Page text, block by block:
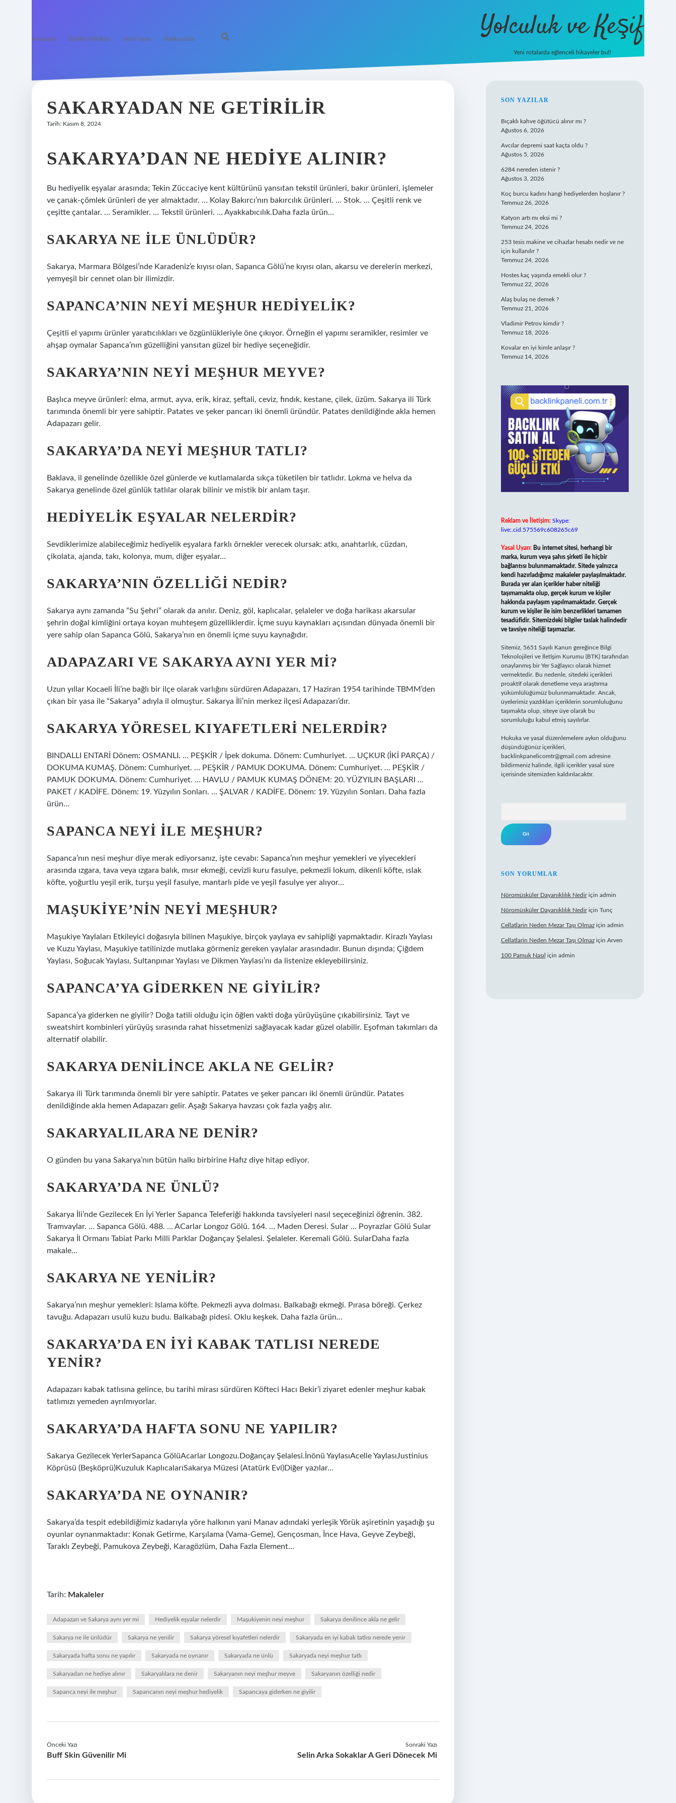
Anasayfa Gizlilik Politikası Yasal Uyarı Hakkımızda Yolculuk ve Keşif
Yeni rotalarda eğlenceli hikayeler bul!
SAKARYADAN NE GETIRILIR
Tarih: Kasım 8, 2024
SAKARYA’DAN NE HEDIYE ALINIR?
Bu hediyelik eşyalar arasında; Tekin Züccaciye kent kültürünü yansıtan tekstil ürünleri, bakır ürünleri, işlemeler
ve çanak-çömlek ürünleri de yer almaktadır. … Kolay Bakırcı’nın bakırcılık ürünleri. … Stok. … Çeşitli renk ve
çeşitte çantalar. … Seramikler. … Tekstil ürünleri. … Ayakkabıcılık.Daha fazla ürün…
SAKARYA NE ILE ÜNLÜDÜR?
Sakarya, Marmara Bölgesi’nde Karadeniz’e kıyısı olan, Sapanca Gölü’ne kıyısı olan, akarsu ve derelerin merkezi,
yemyeşil bir cennet olan bir ilimizdir.
SAPANCA’NIN NEYI MEŞHUR HEDIYELIK?
Çeşitli el yapımı ürünler yaratıcılıkları ve özgünlükleriyle öne çıkıyor. Örneğin el yapımı seramikler, resimler ve
ahşap oymalar Sapanca’nın güzelliğini yansıtan güzel bir hediye seçeneğidir.
SAKARYA’NIN NEYI MEŞHUR MEYVE?
Başlıca meyve ürünleri: elma, armut, ayva, erik, kiraz, şeftali, ceviz, fındık, kestane, çilek, üzüm. Sakarya ili Türk
tarımında önemli bir yere sahiptir. Patates ve şeker pancarı iki önemli üründür. Patates denildiğinde akla hemen
Adapazarı gelir.
SAKARYA’DA NEYI MEŞHUR TATLI?
Baklava, il genelinde özellikle özel günlerde ve kutlamalarda sıkça tüketilen bir tatlıdır. Lokma ve helva da
Sakarya genelinde özel günlük tatlılar olarak bilinir ve mistik bir anlam taşır.
HEDIYELIK EŞYALAR NELERDIR?
Sevdiklerimize alabileceğimiz hediyelik eşyalara farklı örnekler verecek olursak: atkı, anahtarlık, cüzdan,
çikolata, ajanda, takı, kolonya, mum, diğer eşyalar…
SAKARYA’NIN ÖZELLIĞI NEDIR?
Sakarya aynı zamanda “Su Şehri” olarak da anılır. Deniz, göl, kaplıcalar, şelaleler ve doğa harikası akarsular
şehrin doğal kimliğini ortaya koyan muhteşem güzelliklerdir. İçme suyu kaynakları açısından dünyada önemli bir
yere sahip olan Sapanca Gölü, Sakarya’nın en önemli içme suyu kaynağıdır.
ADAPAZARI VE SAKARYA AYNI YER MI?
Uzun yıllar Kocaeli İli’ne bağlı bir ilçe olarak varlığını sürdüren Adapazarı, 17 Haziran 1954 tarihinde TBMM’den
çıkan bir yasa ile “Sakarya” adıyla il olmuştur. Sakarya İli’nin merkez ilçesi Adapazarı’dır.
SAKARYA YÖRESEL KIYAFETLERI NELERDIR?
BINDALLI ENTARİ Dönem: OSMANLI. … PEŞKİR / İpek dokuma. Dönem: Cumhuriyet. … UÇKUR (İKİ PARÇA) /
DOKUMA KUMAŞ. Dönem: Cumhuriyet. … PEŞKİR / PAMUK DOKUMA. Dönem: Cumhuriyet. … PEŞKİR /
PAMUK DOKUMA. Dönem: Cumhuriyet. … HAVLU / PAMUK KUMAŞ DÖNEM: 20. YÜZYILIN BAŞLARI …
PAKET / KADİFE. Dönem: 19. Yüzyılın Sonları. … ŞALVAR / KADİFE. Dönem: 19. Yüzyılın Sonları. Daha fazla
ürün…
SAPANCA NEYI ILE MEŞHUR?
Sapanca’nın nesi meşhur diye merak ediyorsanız, işte cevabı: Sapanca’nın meşhur yemekleri ve yiyecekleri
arasında ızgara, tava veya ızgara balık, mısır ekmeği, cevizli kuru fasulye, pekmezli lokum, dikenli köfte, ıslak
köfte, yoğurtlu yeşil erik, turşu yeşil fasulye, mantarlı pide ve yeşil fasulye yer alıyor…
MAŞUKIYE’NIN NEYI MEŞHUR?
Maşukiye Yaylaları Etkileyici doğasıyla bilinen Maşukiye, birçok yaylaya ev sahipliği yapmaktadır. Kirazlı Yaylası
ve Kuzu Yaylası, Maşukiye tatilinizde mutlaka görmeniz gereken yaylalar arasındadır. Bunun dışında; Çiğdem
Yaylası, Soğucak Yaylası, Sultanpınar Yaylası ve Dikmen Yaylası’nı da listenize ekleyebilirsiniz.
SAPANCA’YA GIDERKEN NE GIYILIR?
Sapanca’ya giderken ne giyilir? Doğa tatili olduğu için öğlen vakti doğa yürüyüşüne çıkabilirsiniz. Tayt ve
sweatshirt kombinleri yürüyüş sırasında rahat hissetmenizi sağlayacak kadar güzel olabilir. Eşofman takımları da
alternatif olabilir.
SAKARYA DENILINCE AKLA NE GELIR?
Sakarya ili Türk tarımında önemli bir yere sahiptir. Patates ve şeker pancarı iki önemli üründür. Patates
denildiğinde akla hemen Adapazarı gelir. Aşağı Sakarya havzası çok fazla yağış alır.
SAKARYALILARA NE DENIR?
O günden bu yana Sakarya’nın bütün halkı birbirine Hafız diye hitap ediyor.
SAKARYA’DA NE ÜNLÜ?
Sakarya İli’nde Gezilecek En İyi Yerler Sapanca Teleferiği hakkında tavsiyeleri nasıl seçeceğinizi öğrenin. 382.
Tramvaylar. … Sapanca Gölü. 488. … ACarlar Longoz Gölü. 164. … Maden Deresi. Sular … Poyrazlar Gölü Sular
Sakarya İl Ormanı Tabiat Parkı Milli Parklar Doğançay Şelalesi. Şelaleler. Keremali Gölü. SularDaha fazla
makale…
SAKARYA NE YENILIR?
Sakarya’nın meşhur yemekleri: Islama köfte. Pekmezli ayva dolması. Balkabağı ekmeği. Pırasa böreği. Çerkez
tavuğu. Adapazarı usulü kuzu budu. Balkabağı pidesi. Oklu keşkek. Daha fazla ürün…
SAKARYA’DA EN IYI KABAK TATLISI NEREDE
YENIR?
Adapazarı kabak tatlısına gelince, bu tarihi mirası sürdüren Köfteci Hacı Bekir’i ziyaret edenler meşhur kabak
tatlımızı yemeden ayrılmıyorlar.
SAKARYA’DA HAFTA SONU NE YAPILIR?
Sakarya Gezilecek YerlerSapanca GölüAcarlar Longozu.Doğançay Şelalesi.İnönü YaylasıAcelle YaylasıJustinius
Köprüsü (Beşköprü)Kuzuluk KaplıcalarıSakarya Müzesi (Atatürk Evi)Diğer yazılar…
SAKARYA’DA NE OYNANIR?
Sakarya’da tespit edebildiğimiz kadarıyla yöre halkının yani Manav adındaki yerleşik Yörük aşiretinin yaşadığı şu
oyunlar oynanmaktadır: Konak Getirme, Karşılama (Vama-Geme), Gençosman, İnce Hava, Geyve Zeybeği,
Taraklı Zeybeği, Pamukova Zeybeği, Karagözlüm, Daha Fazla Element…
Tarih: Makaleler
Adapazarı ve Sakarya aynı yer mi Hediyelik eşyalar nelerdir Maşukiyenin neyi meşhur Sakarya denilince akla ne gelir
Sakarya ne ile ünlüdür Sakarya ne yenilir Sakarya yöresel kıyafetleri nelerdir Sakaryada en iyi kabak tatlısı nerede yenir
Sakaryada hafta sonu ne yapılır Sakaryada ne oynanır Sakaryada ne ünlü Sakaryada neyi meşhur tatlı
Sakaryadan ne hediye alınır Sakaryalılara ne denir Sakaryanın neyi meşhur meyve Sakaryanın özelliği nedir
Sapanca neyi ile meşhur Sapancanın neyi meşhur hediyelik Sapancaya giderken ne giyilir
Önceki Yazı
Buff Skin Güvenilir Mi
Sonraki Yazı
Selin Arka Sokaklar A Geri Dönecek Mi
SIDEBAR
SON YAZILAR
Bıçaklı kahve öğütücü alınır mı ?
Ağustos 6, 2026
Avcılar depremi saat kaçta oldu ?
Ağustos 5, 2026
6284 nereden istenir ?
Ağustos 3, 2026
Koç burcu kadını hangi hediyelerden hoşlanır ?
Temmuz 26, 2026
Katyon artı mı eksi mi ?
Temmuz 24, 2026
253 tesis makine ve cihazlar hesabı nedir ve ne
için kullanılır ?
Temmuz 24, 2026
Hostes kaç yaşında emekli olur ?
Temmuz 22, 2026
Alaş bulaş ne demek ?
Temmuz 21, 2026
Vladimir Petrov kimdir ?
Temmuz 18, 2026
Kovalar en iyi kimle anlaşır ?
Temmuz 14, 2026
Reklam ve İletişim: Skype:
live:.cid.575569c608265c69
Yasal Uyarı: Bu internet sitesi, herhangi bir
marka, kurum veya şahıs şirketi ile hiçbir
bağlantısı bulunmamaktadır. Sitede yalnızca
kendi hazırladığımız makaleler paylaşılmaktadır.
Burada yer alan içerikler haber niteliği
taşımamakta olup, gerçek kurum ve kişiler
hakkında paylaşım yapılmamaktadır. Gerçek
kurum ve kişiler ile isim benzerlikleri tamamen
tesadüfidir. Sitemizdeki bilgiler taslak halindedir
ve tavsiye niteliği taşımazlar.
Sitemiz, 5651 Sayılı Kanun gereğince Bilgi
Teknolojileri ve İletişim Kurumu (BTK) tarafından
onaylanmış bir Yer Sağlayıcı olarak hizmet
vermektedir. Bu nedenle, sitedeki içerikleri
proaktif olarak denetleme veya araştırma
yükümlülüğümüz bulunmamaktadır. Ancak,
üyelerimiz yazdıkları içeriklerin sorumluluğunu
taşımakta olup, siteye üye olarak bu
sorumluluğu kabul etmiş sayılırlar.
Hukuka ve yasal düzenlemelere aykırı olduğunu
düşündüğünüz içerikleri,
backlinkpanelicomtr@gmail.com adresine
bildirmeniz halinde, ilgili içerikler yasal süre
içerisinde sitemizden kaldırılacaktır.
SON YORUMLAR
Nöromüsküler Dayanıklılık Nediriçin admin
Nöromüsküler Dayanıklılık Nediriçin Tunç
Cellatlarin Neden Mezar Taşı Olmaziçin admin
Cellatlarin Neden Mezar Taşı Olmaziçin Arven
100 Pamuk Nasıl için admin